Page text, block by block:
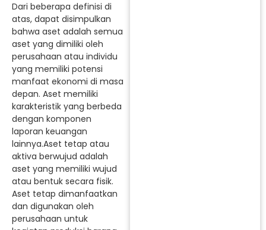
Dari beberapa definisi di
atas, dapat disimpulkan
bahwa aset adalah semua
aset yang dimiliki oleh
perusahaan atau individu
yang memiliki potensi
manfaat ekonomi di masa
depan. Aset memiliki
karakteristik yang berbeda
dengan komponen
laporan keuangan
lainnya.Aset tetap atau
aktiva berwujud adalah
aset yang memiliki wujud
atau bentuk secara fisik.
Aset tetap dimanfaatkan
dan digunakan oleh
perusahaan untuk